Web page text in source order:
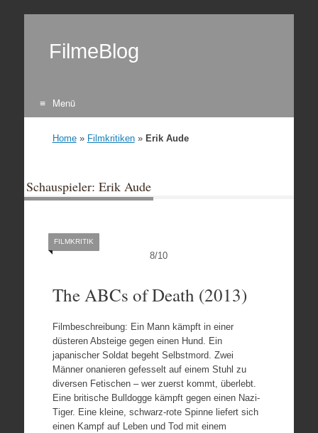
FilmeBlog
Menü
Home» Filmkritiken» Erik Aude
Schauspieler: Erik Aude
8/10
FILMKRITIK
The ABCs of Death (2013)
Filmbeschreibung: Ein Mann kämpft in einer
düsteren Absteige gegen einen Hund. Ein
japanischer Soldat begeht Selbstmord. Zwei
Männer onanieren gefesselt auf einem Stuhl zu
diversen Fetischen – wer zuerst kommt, überlebt.
Eine britische Bulldogge kämpft gegen einen Nazi-
Tiger. Eine kleine, schwarz-rote Spinne liefert sich
einen Kampf auf Leben und Tod mit einem